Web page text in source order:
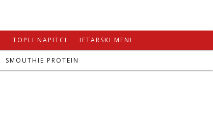
TOPLI NAPITCI IFTARSKI MENI
SMOUTHIE PROTEIN